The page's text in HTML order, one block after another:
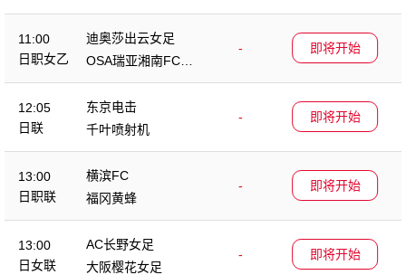
11:00
日职女乙
迪奥莎出云女足
-
OSA瑞亚湘南FC女
足
即将开始
12:05
日联
东京电击
-
千叶喷射机
即将开始
13:00
日职联
横滨FC
-
福冈黄蜂
即将开始
13:00
日女联
AC长野女足
-
大阪樱花女足
即将开始